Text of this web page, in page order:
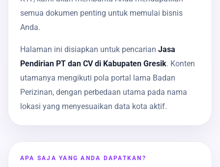
semua dokumen penting untuk memulai bisnis
Anda.
Halaman ini disiapkan untuk pencarian Jasa
Pendirian PT dan CV di Kabupaten Gresik. Konten
utamanya mengikuti pola portal lama Badan
Perizinan, dengan perbedaan utama pada nama
lokasi yang menyesuaikan data kota aktif.
APA SAJA YANG ANDA DAPATKAN?